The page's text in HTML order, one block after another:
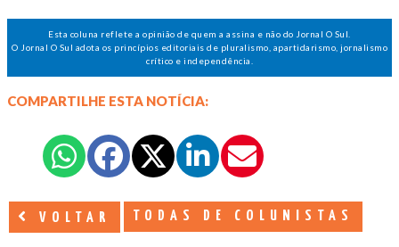
Esta coluna reflete a opinião de quem a assina e não do Jornal O Sul.
O Jornal O Sul adota os princípios editoriais de pluralismo, apartidarismo, jornalismo
crítico e independência.
COMPARTILHE ESTA NOTÍCIA:
VOLTAR TODAS DE COLUNISTAS